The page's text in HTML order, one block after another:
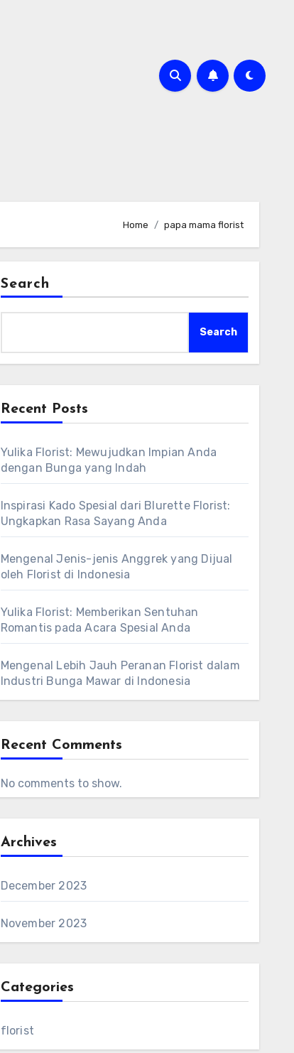
Home papa mama florist
Search
Search
Recent Posts
Yulika Florist: Mewujudkan Impian Anda
dengan Bunga yang Indah
Inspirasi Kado Spesial dari Blurette Florist:
Ungkapkan Rasa Sayang Anda
Mengenal Jenis-jenis Anggrek yang Dijual
oleh Florist di Indonesia
Yulika Florist: Memberikan Sentuhan
Romantis pada Acara Spesial Anda
Mengenal Lebih Jauh Peranan Florist dalam
Industri Bunga Mawar di Indonesia
Recent Comments
No comments to show.
Archives
December 2023
November 2023
Categories
florist